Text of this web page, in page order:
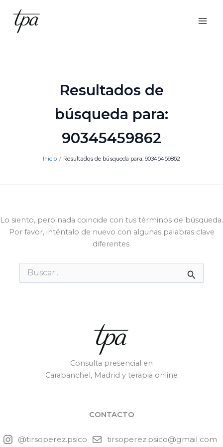
contenido
Resultados de
búsqueda para:
90345459862
Inicio Resultados de búsqueda para: 90345459862
Lo siento, pero nada coincide con tus términos de búsqueda.
Por favor, inténtalo de nuevo con algunas palabras clave
diferentes.
Buscar
por:
Consulta presencial en
Carabanchel, Madrid y terapia online
CONTACTO
@tirsoperez.psico tirsoperez.psico@gmail.com